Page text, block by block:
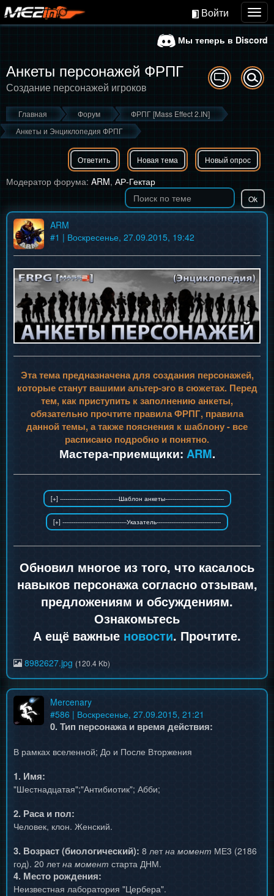
Войти
Мы теперь в Discord
Анкеты персонажей ФРПГ
Создание персонажей игроков
Главная Форум
ФРПГ [Mass Effect 2.IN]
Анкеты и Энциклопедия ФРПГ
Ответить Новая тема Новый опрос
Модератор форума: ARM, АР-Гектар
ARM
#1 | Воскресенье, 27.09.2015, 19:42
Эта тема предназначена для создания персонажей,
которые станут вашими альтер-эго в сюжетах. Перед
тем, как приступить к заполнению анкеты,
обязательно прочтите правила ФРПГ, правила
данной темы, а также пояснения к шаблону - все
расписано подробно и понятно.
Мастера-приемщики: ARM.
Обновил многое из того, что касалось
навыков персонажа согласно отзывам,
предложениям и обсуждениям.
Ознакомьтесь
А ещё важные новости. Прочтите.
8982627.jpg (120.4 Kb)
Mercenary
#586 | Воскресенье, 27.09.2015, 21:21
0. Тип персонажа и время действия:
В рамках вселенной; До и После Вторжения
1. Имя:
"Шестнадцатая";"Антибиотик"; Абби;
2. Раса и пол:
Человек, клон. Женский.
3. Возраст (биологический): 8 летна момент МЕ3 (2186
год). 20 летна момент старта ДНМ.
4. Место рождения:
Неизвестная лаборатория "Цербера".